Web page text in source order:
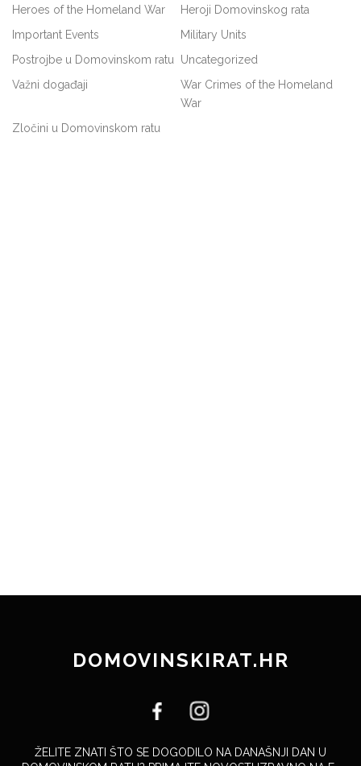
Heroes of the Homeland War
Heroji Domovinskog rata
Important Events
Military Units
Postrojbe u Domovinskom ratu
Uncategorized
Važni događaji
War Crimes of the Homeland
War
Zločini u Domovinskom ratu
DOMOVINSKIRAT.HR
ŽELITE ZNATI ŠTO SE DOGODILO NA DANAŠNJI DAN U